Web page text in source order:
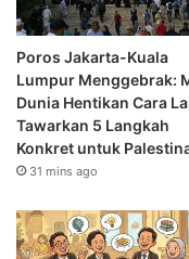
Poros Jakarta-Kuala
Lumpur Menggebrak:
Dunia Hentikan Cara
Tawarkan 5 Langkah
Konkret untuk
31 mins ago